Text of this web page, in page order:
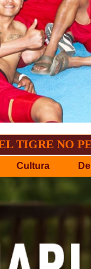
PERDONO
Cultura